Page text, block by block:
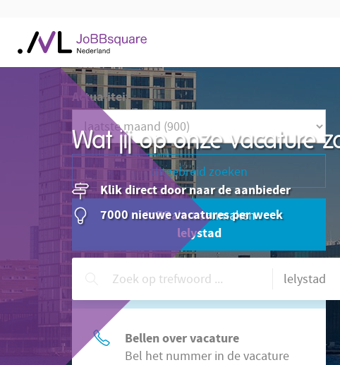
Wat jij op onze vacature
Klik direct door naar de aanbieder
7000 nieuwe vacatures per week
Actualiteit
Uitgebreid zoeken
JoBBalert aanmaken
lelystad
Hulp nodig?
Bellen over vacature
Bel het nummer in de vacature